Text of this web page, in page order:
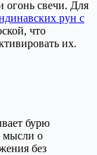
огонь свечи. Для
рун с
что
их.
бурю
мысли о
без